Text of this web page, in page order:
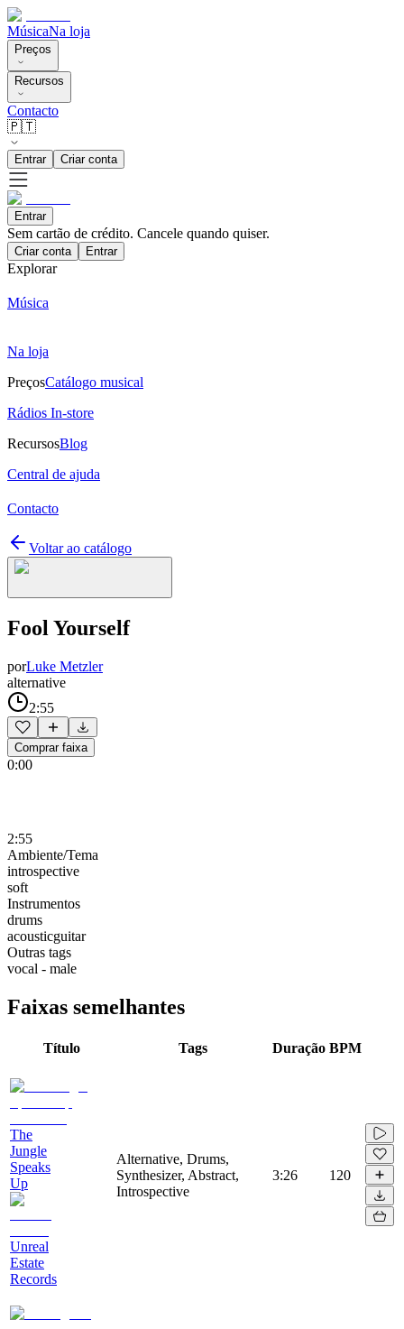
MúsicaNa loja
Preços
Recursos
Contacto
🇵🇹
Entrar Criar conta
Entrar
Sem cartão de crédito. Cancele quando quiser.
Criar conta Entrar
Explorar
Música
Na loja
PreçosCatálogo musical
Rádios In-store
RecursosBlog
Central de ajuda
Contacto
Voltar ao catálogo
Fool Yourself
porLuke Metzler
alternative
2:55
Comprar faixa
0:00
2:55
Ambiente/Tema
introspective
soft
Instrumentos
drums
acousticguitar
Outras tags
vocal - male
Faixas semelhantes
Título Tags Duração BPM
The
Jungle
Speaks
Up
Unreal
Estate
Records
Alternative, Drums,
Synthesizer, Abstract,
Introspective
3:26 120